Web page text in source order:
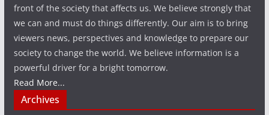
front of the society that affects us. We believe strongly that
we can and must do things differently. Our aim is to bring
viewers news, perspectives and knowledge to prepare our
society to change the world. We believe information is a
powerful driver for a bright tomorrow.
Read More...
Archives